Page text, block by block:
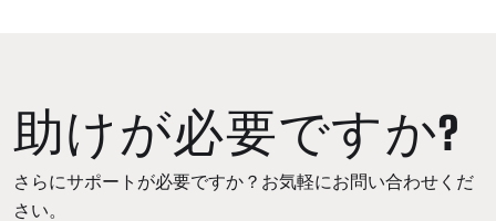
助けが必要ですか?
さらにサポートが必要ですか？お気軽にお問い合わせくだ
さい。